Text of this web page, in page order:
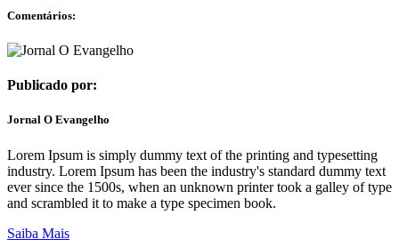
Comentários:
Publicado por:
Jornal O Evangelho
Lorem Ipsum is simply dummy text of the printing and typesetting
industry. Lorem Ipsum has been the industry's standard dummy text
ever since the 1500s, when an unknown printer took a galley of type
and scrambled it to make a type specimen book.
Saiba Mais